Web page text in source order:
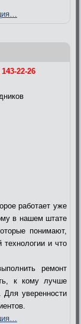
22-26
работает уже
в нашем штате
понимают,
и что
ремонт
к кому лучше
Для уверенности